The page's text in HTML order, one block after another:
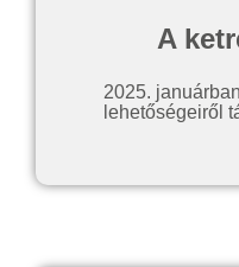
A
2025.
lehetőségeiről